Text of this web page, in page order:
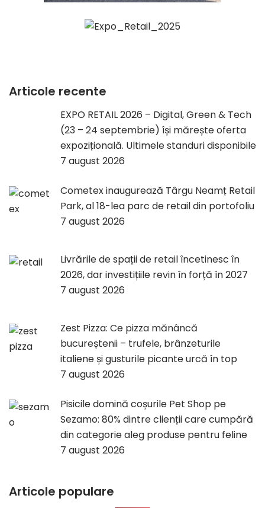
Articole recente
EXPO RETAIL 2026 – Digital, Green & Tech
(23 – 24 septembrie) își mărește oferta
expozițională. Ultimele standuri disponibile
7 august 2026
Cometex inaugurează Târgu Neamț Retail
Park, al 18-lea parc de retail din portofoliu
7 august 2026
Livrările de spații de retail încetinesc în
2026, dar investițiile revin în forță în 2027
7 august 2026
Zest Pizza: Ce pizza mănâncă
bucureștenii – trufele, brânzeturile
italiene și gusturile picante urcă în top
7 august 2026
Pisicile domină coșurile Pet Shop pe
Sezamo: 80% dintre clienții care cumpără
din categorie aleg produse pentru feline
7 august 2026
Articole populare